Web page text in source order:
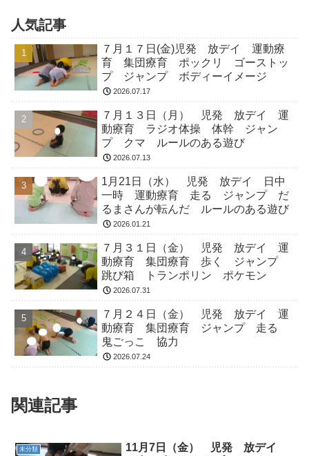
人気記事
７月１７日(金)児発 放デイ 運動療
育 集団療育 ポックリ ゴーストッ
プ ジャンプ ボディーイメージ
2026.07.17
７月１３日（月） 児発 放デイ 運
動療育 ラジオ体操 体幹 ジャン
プ クマ ルールのある遊び
2026.07.13
1月21日（水） 児発 放デイ 日中
一時 運動療育 走る ジャンプ だ
るまさんが転んだ ルールのある遊び
2026.01.21
７月３１日（金） 児発 放デイ 運
動療育 集団療育 歩く ジャンプ
跳び箱 トランポリン ポケモン
2026.07.31
７月２４日（金） 児発 放デイ 運
動療育 集団療育 ジャンプ 走る
鬼ごっこ 協力
2026.07.24
関連記事
未分類
11月7日（金） 児発 放デイ